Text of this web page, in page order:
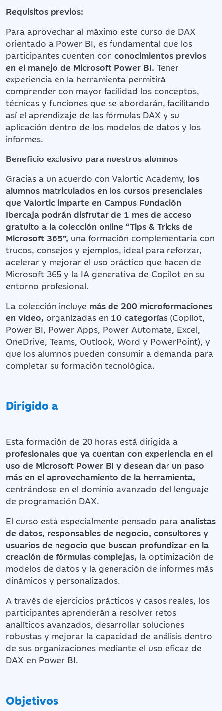
Requisitos previos:
Para aprovechar al máximo este curso de DAX
orientado a Power BI, es fundamental que los
participantes cuenten con conocimientos previos
en el manejo de Microsoft Power BI. Tener
experiencia en la herramienta permitirá
comprender con mayor facilidad los conceptos,
técnicas y funciones que se abordarán, facilitando
así el aprendizaje de las fórmulas DAX y su
aplicación dentro de los modelos de datos y los
informes.
Beneficio exclusivo para nuestros alumnos
Gracias a un acuerdo con Valortic Academy, los
alumnos matriculados en los cursos presenciales
que Valortic imparte en Campus Fundación
Ibercaja podrán disfrutar de 1 mes de acceso
gratuito a la colección online “Tips & Tricks de
Microsoft 365”, una formación complementaria con
trucos, consejos y ejemplos, ideal para reforzar,
acelerar y mejorar el uso práctico que hacen de
Microsoft 365 y la IA generativa de Copilot en su
entorno profesional.
La colección incluye más de 200 microformaciones
en vídeo, organizadas en 10 categorías (Copilot,
Power BI, Power Apps, Power Automate, Excel,
OneDrive, Teams, Outlook, Word y PowerPoint), y
que los alumnos pueden consumir a demanda para
completar su formación tecnológica.
Dirigido a
Esta formación de 20 horas está dirigida a
profesionales que ya cuentan con experiencia en el
uso de Microsoft Power BI y desean dar un paso
más en el aprovechamiento de la herramienta,
centrándose en el dominio avanzado del lenguaje
de programación DAX.
El curso está especialmente pensado para analistas
de datos, responsables de negocio, consultores y
usuarios de negocio que buscan profundizar en la
creación de fórmulas complejas, la optimización de
modelos de datos y la generación de informes más
dinámicos y personalizados.
A través de ejercicios prácticos y casos reales, los
participantes aprenderán a resolver retos
analíticos avanzados, desarrollar soluciones
robustas y mejorar la capacidad de análisis dentro
de sus organizaciones mediante el uso eficaz de
DAX en Power BI.
Objetivos